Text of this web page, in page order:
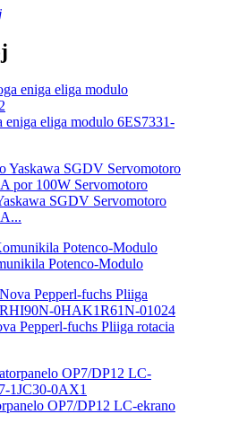
eniga eliga modulo 6ES7331-
SGDV Servomotoro
Potenco-Modulo
Pepperl-fuchs Pliiga rotacia
OP7/DP12 LC-ekrano